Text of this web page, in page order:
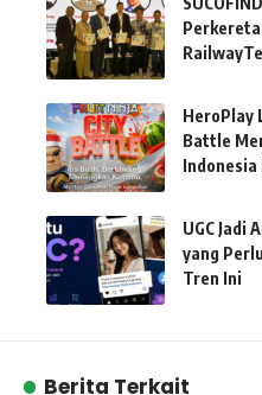
HeroPlay
Battle
Indonesia
UGC Jadi
yang
Tren Ini
Berita Terkait